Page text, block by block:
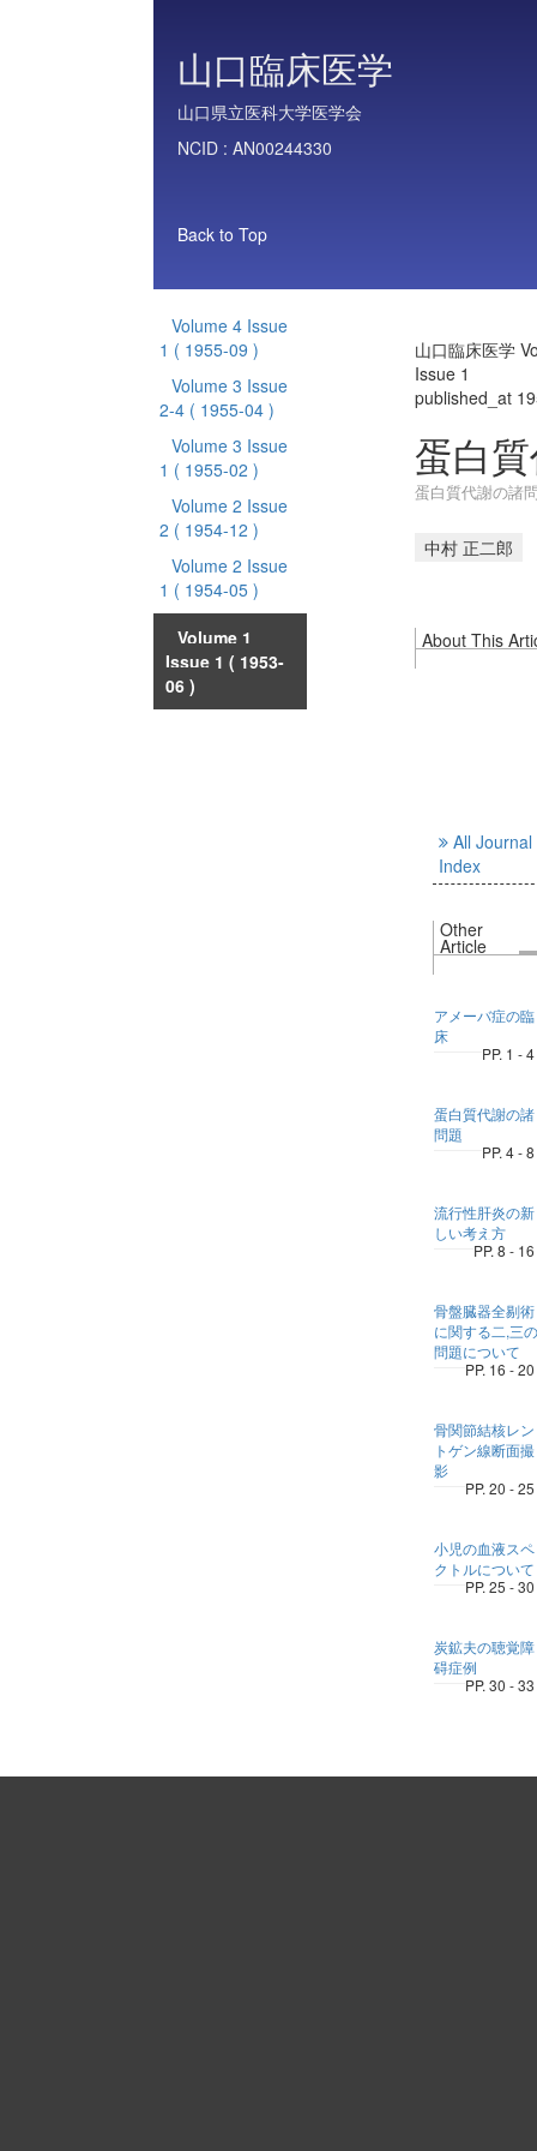
山口臨床医学
山口県立医科大学医学会
NCID : AN00244330
Back to Top
Volume 4 Issue
1 ( 1955-09 )
Volume 3 Issue
2-4 ( 1955-04 )
Volume 3 Issue
1 ( 1955-02 )
Volume 2 Issue
2 ( 1954-12 )
Volume 2 Issue
1 ( 1954-05 )
Volume 1
Issue 1 ( 1953-
06 )
山口臨床医学
Issue 1
published_at
蛋白
蛋白質代謝の諸
中村 正二郎
About This
All Journal
Index
Other
Article
アメーバ症の臨
床
PP. 1 - 4
蛋白質代謝の諸
問題
PP. 4 - 8
流行性肝炎の新
しい考え方
PP. 8 - 16
骨盤臓器全剔術
に関する二,三の
問題について
PP. 16 - 20
骨関節結核レン
トゲン線断面撮
影
PP. 20 - 25
小児の血液スペ
クトルについて
PP. 25 - 30
炭鉱夫の聴覚障
碍症例
PP. 30 - 33